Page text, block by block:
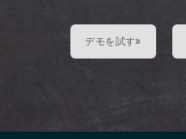
デモを試す»